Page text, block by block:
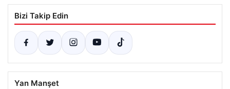
Bizi Takip Edin
Yan Manşet